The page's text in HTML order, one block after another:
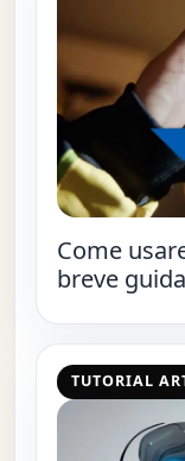
Come
breve guida
TUTORIAL